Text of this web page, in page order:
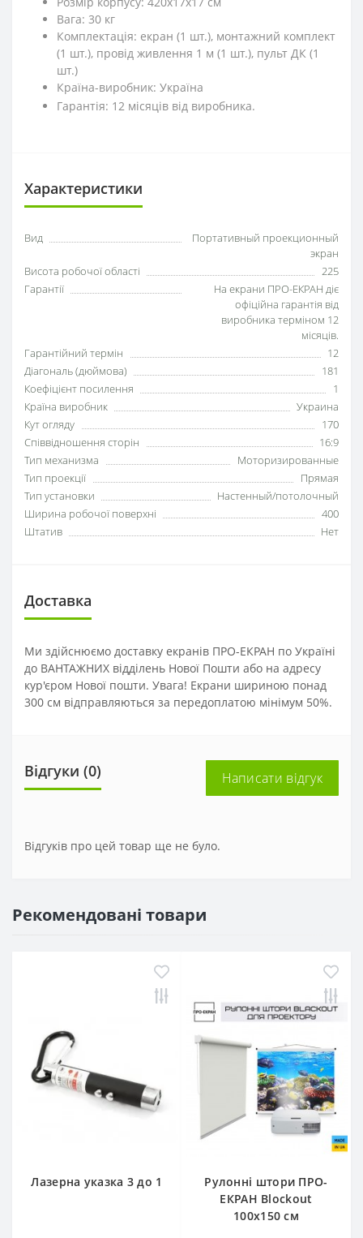
Вага: 30 кг
Комплектація: екран (1 шт.), монтажний комплект
(1 шт.), провід живлення 1 м (1 шт.), пульт ДК (1
шт.)
Країна-виробник: Україна
Гарантія: 12 місяців від виробника.
Характеристики
Вид
Портативный проекционный
экран
Висота робочої області
225
Гарантії
На екрани ПРО-ЕКРАН діє
офіційна гарантія від
виробника терміном 12
місяців.
Гарантійний термін
12
Діагональ (дюймова)
181
Коефіцієнт посилення
1
Країна виробник
Украина
Кут огляду
170
Співвідношення сторін
16:9
Тип механизма
Моторизированные
Тип проекції
Прямая
Тип установки
Настенный/потолочный
Ширина робочої поверхні
400
Штатив
Нет
Доставка
Ми здійснюємо доставку екранів ПРО-ЕКРАН по Україні
до ВАНТАЖНИХ відділень Нової Пошти або на адресу
кур'єром Нової пошти. Увага! Екрани шириною понад
300 см відправляються за передоплатою мінімум 50%.
Відгуки (0) Написати відгук
Відгуків про цей товар ще не було.
Рекомендовані товари
Лазерна указка 3 до 1
Рулонні штори ПРО-
ЕКРАН Blockout
100х150 см